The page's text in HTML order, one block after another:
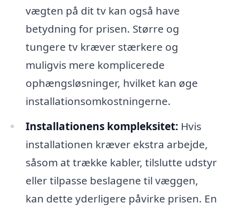
vægten på dit tv kan også have
betydning for prisen. Større og
tungere tv kræver stærkere og
muligvis mere komplicerede
ophængsløsninger, hvilket kan øge
installationsomkostningerne.
Installationens kompleksitet: Hvis
installationen kræver ekstra arbejde,
såsom at trække kabler, tilslutte udstyr
eller tilpasse beslagene til væggen,
kan dette yderligere påvirke prisen. En